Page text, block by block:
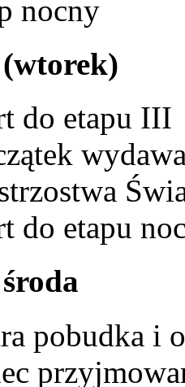
nocny
do etapu III
do etapu
pobudka i